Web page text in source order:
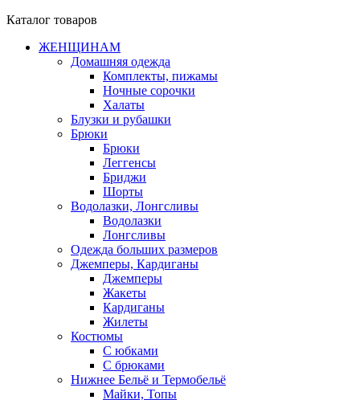
Каталог товаров
ЖЕНЩИНАМ
Домашняя одежда
Комплекты, пижамы
Ночные сорочки
Халаты
Блузки и рубашки
Брюки
Брюки
Леггенсы
Бриджи
Шорты
Водолазки, Лонгсливы
Водолазки
Лонгсливы
Одежда больших размеров
Джемперы, Кардиганы
Джемперы
Жакеты
Кардиганы
Жилеты
Костюмы
С юбками
С брюками
Нижнее Бельё и Термобельё
Майки, Топы